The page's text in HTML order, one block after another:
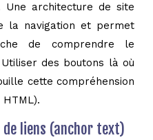
architecture de site
la navigation et permet
de comprendre le
des boutons là où
cette compréhension
HTML).
liens (anchor text)